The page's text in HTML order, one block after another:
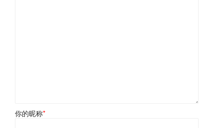
你的昵称*